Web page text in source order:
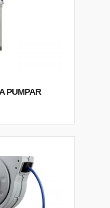
PUMPAR